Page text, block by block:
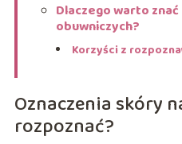
Dlaczego warto
obuwniczych?
Korzyści z
Oznaczenia skóry
rozpoznać?